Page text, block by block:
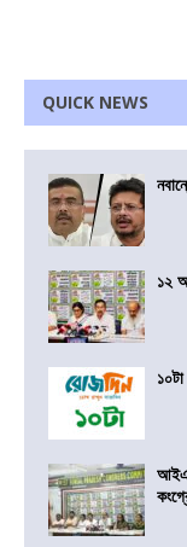
QUICK NEWS
১২
১০টা